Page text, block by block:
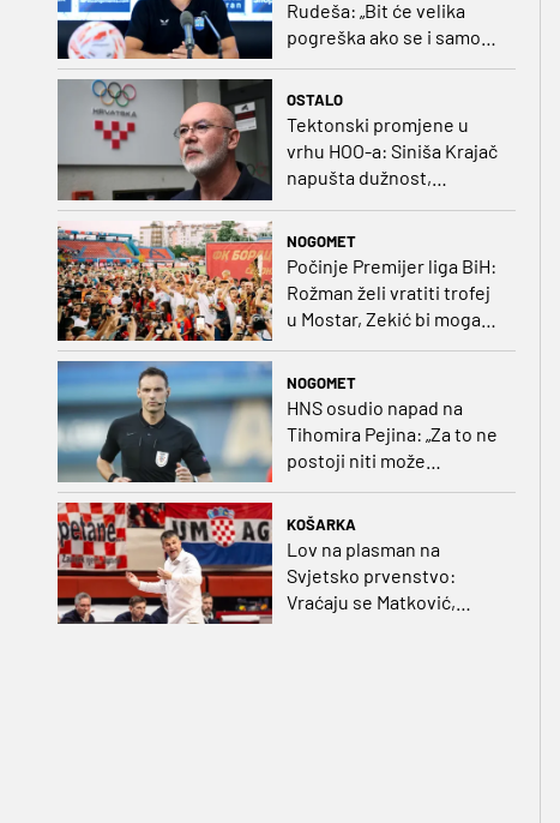
Rudeša: „Bit će velika
pogreška ako se i samo
OSTALO
Tektonski promjene u
vrhu HOO-a: Siniša Krajač
napušta dužnost,
NOGOMET
Počinje Premijer liga BiH:
Rožman želi vratiti trofej
u Mostar, Zekić bi mogao
biti iznenađenje
NOGOMET
HNS osudio napad na
Tihomira Pejina: „Za to ne
postoji niti može
KOŠARKA
Lov na plasman na
Svjetsko prvenstvo:
Vraćaju se Matković,